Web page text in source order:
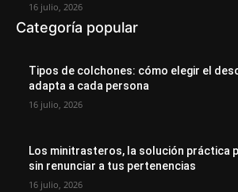
16 julio, 2026
Categoría popular
Tipos de colchones: cómo elegir el
adapta a cada persona
16 julio, 2026
Los minitrasteros, la solución práctica
sin renunciar a tus pertenencias
16 julio, 2026